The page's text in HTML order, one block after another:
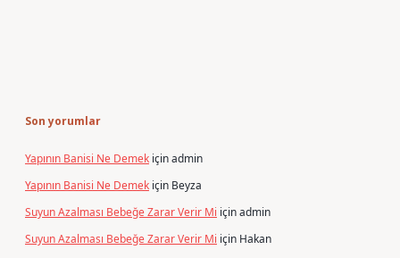
Son yorumlar
Yapının Banisi Ne Demek içinadmin
Yapının Banisi Ne Demek için Beyza
Suyun Azalması Bebeğe Zarar Verir Mi içinadmin
Suyun Azalması Bebeğe Zarar Verir Mi için Hakan